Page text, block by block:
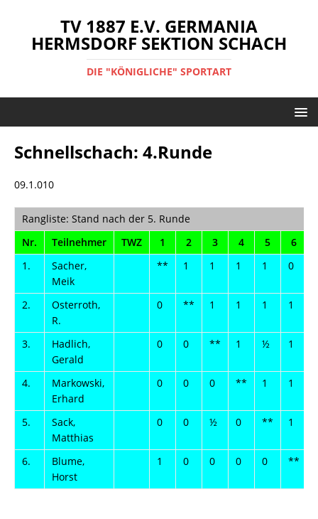
TV 1887 E.V. GERMANIA
HERMSDORF SEKTION SCHACH
DIE "KÖNIGLICHE" SPORTART
Schnellschach: 4.Runde
09.1.010
Rangliste: Stand nach der 5. Runde
Nr.
Teilnehmer TWZ 1 2 3 4 5 6
1.
Sacher,
Meik
** 1 1 1 1 0
2.
Osterroth,
R.
0 ** 1 1 1 1
3.
Hadlich,
Gerald
0 0 ** 1 ½ 1
4.
Markowski,
Erhard
0 0 0 ** 1 1
5.
Sack,
Matthias
0 0 ½ 0 ** 1
6.
Blume,
Horst
1 0 0 0 0 **